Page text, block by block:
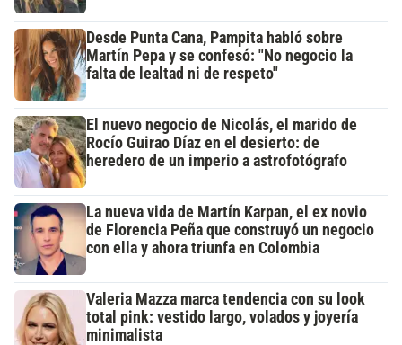
Desde Punta Cana, Pampita habló sobre
Martín Pepa y se confesó: "No negocio la
falta de lealtad ni de respeto"
El nuevo negocio de Nicolás, el marido de
Rocío Guirao Díaz en el desierto: de
heredero de un imperio a astrofotógrafo
La nueva vida de Martín Karpan, el ex novio
de Florencia Peña que construyó un negocio
con ella y ahora triunfa en Colombia
Valeria Mazza marca tendencia con su look
total pink: vestido largo, volados y joyería
minimalista